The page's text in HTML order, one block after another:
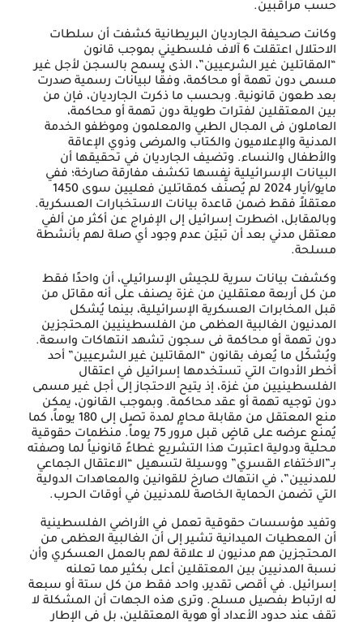
حسب مراقبين.
وكانت صحيفة الجارديان البريطانية كشفت أن سلطات
الاحتلال اعتقلت 6 آلاف فلسطيني بموجب قانون
“المقاتلين غير الشرعيين”، الذى يسمح بالسجن لأجل غير
مسمى دون تهمة أو محاكمة، وفقًا لبيانات رسمية صدرت
بعد طعون قانونية. وبحسب ما ذكرت الجارديان، فإن من
بين المعتقلين لفترات طويلة دون تهمة أو محاكمة،
العاملون فى المجال الطبي والمعلمون وموظفو الخدمة
المدنية والإعلاميون والكتاب والمرضى وذوي الإعاقة
والأطفال والنساء. وتضيف الجارديان في تحقيقها أن
البيانات الإسرائيلية نفسها تكشف مفارقة صارخة؛ ففي
مايو/أيار 2024 لم يُصنَّف كمقاتلين فعليين سوى 1450
معتقلاً فقط ضمن قاعدة بيانات الاستخبارات العسكرية.
وبالمقابل، اضطرت إسرائيل إلى الإفراج عن أكثر من ألفي
معتقل مدني بعد أن تبيّن عدم وجود أي صلة لهم بأنشطة
مسلحة.
وكشفت بيانات سرية للجيش الإسرائيلي، أن واحدًا فقط
من كل أربعة معتقلين من غزة يصنف على أنه مقاتل من
قبل المخابرات العسكرية الإسرائيلية، بينما يُشكل
المدنيون الغالبية العظمى من الفلسطينيين المحتجزين
دون تهمة أو محاكمة فى سجون تشهد انتهاكات واسعة.
ويُشكّل ما يُعرف بقانون “المقاتلين غير الشرعيين” أحد
أخطر الأدوات التي تستخدمها إسرائيل في اعتقال
الفلسطينيين من غزة، إذ يتيح الاحتجاز إلى أجل غير مسمى
دون توجيه تهمة أو عقد محاكمة. وبموجب القانون، يمكن
منع المعتقل من مقابلة محامٍ لمدة تصل إلى 180 يوماً، كما
يُمنع عرضه على قاضٍ قبل مرور 75 يوماً. منظمات حقوقية
محلية ودولية اعتبرت هذا التشريع غطاءً قانونياً لما وصفته
بـ”الاختفاء القسري” ووسيلة لتسهيل “الاعتقال الجماعي
للمدنيين”، في انتهاك صارخ للقوانين والمعاهدات الدولية
التي تضمن الحماية الخاصة للمدنيين في أوقات الحرب.
وتفيد مؤسسات حقوقية تعمل في الأراضي الفلسطينية
أن المعطيات الميدانية تشير إلى أن الغالبية العظمى من
المحتجزين هم مدنيون لا علاقة لهم بالعمل العسكري وأن
نسبة المدنيين بين المعتقلين أعلى بكثير مما تعلنه
إسرائيل. في أقصى تقدير، واحد فقط من كل ستة أو سبعة
له ارتباط بفصيل مسلح. وترى هذه الجهات أن المشكلة لا
تقف عند حدود الأعداد أو هوية المعتقلين، بل في الإطار